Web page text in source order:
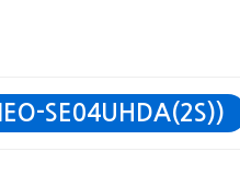
SE04UHDA(2S))